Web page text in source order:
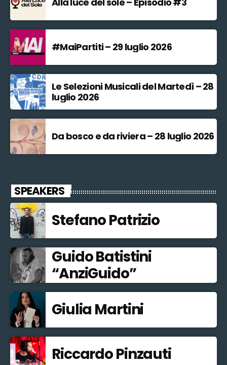
#MaiPartiti – 29 luglio 2026
Le Selezioni Musicali del Martedì – 28
luglio 2026
Da bosco e da riviera – 28 luglio 2026
SPEAKERS
Stefano Patrizio
Guido Batistini
“AnziGuido”
Giulia Martini
Riccardo Pinzauti